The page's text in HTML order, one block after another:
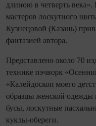
длиною в четверть
мастеров лоскутного
Кузнецовой (Казань)
фантазией автора.
Представлено около 70
технике пэчворк
«Калейдоскоп моего
образцы женской одежды
бусы, лоскутные
куклы-обереги.